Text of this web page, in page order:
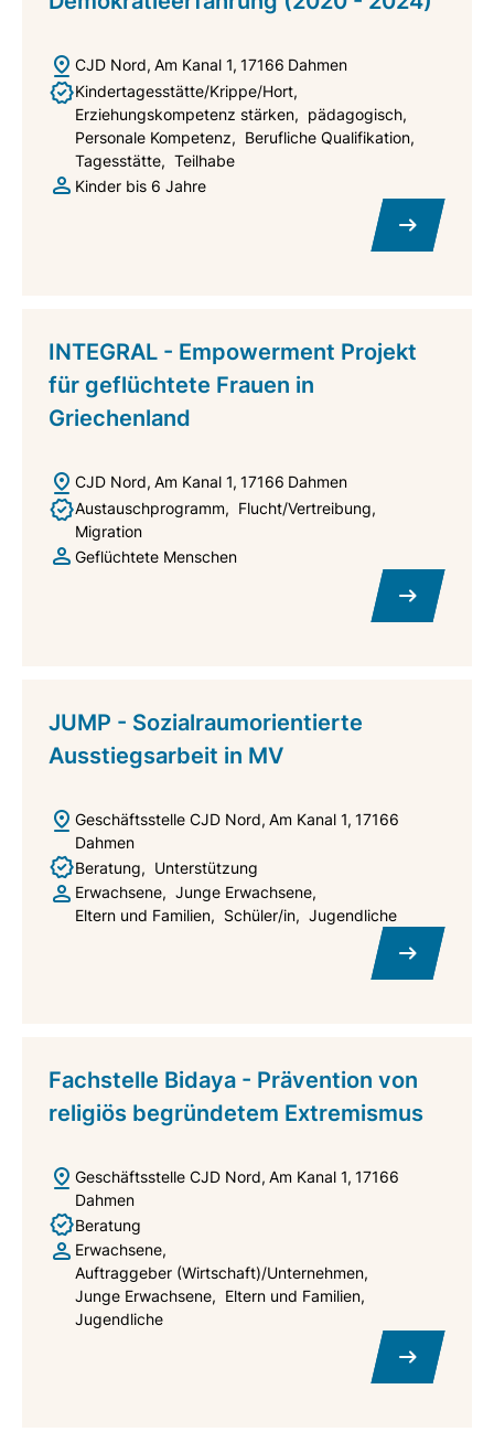
Projektdauer: 18 Monate
Disclaimer
Von der Europäischen Union finanziert. Die
geäußerten Ansichten und Meinungen entsprechen
jedoch ausschließlich denen des Autors bzw. der
Autoren und spiegeln nicht zwingend die der
können dafür verantwortlich gemacht werden.
expressed are however those of the author(s) only
and do not necessarily reflect those of the European
Union or the European Education and Culture
Executive Agency (EACEA). Neither the European
Union nor EACEA can be held responsible for them.
CJD Nord Am Kanal 1 17166 Dahmen
Kindertagesstätte/Krippe/Hort
Erziehungskompetenz stärken
pädagogisch
Personale Kompetenz
Berufliche Qualifikation
Tagesstätte
Teilhabe
Kinder bis 6 Jahre
INTEGRAL - Empowerment Projekt
für geflüchtete Frauen in
Griechenland
CJD Nord Am Kanal 1 17166 Dahmen
Austauschprogramm
Flucht/Vertreibung
Migration
Geflüchtete Menschen
JUMP - Sozialraumorientierte
Ausstiegsarbeit in MV
Geschäftsstelle CJD Nord Am Kanal 1 17166
Dahmen
Beratung
Unterstützung
Erwachsene
Junge Erwachsene
Eltern und Familien
Schüler/in Jugendliche
Fachstelle Bidaya - Prävention von
religiös begründetem Extremismus
Geschäftsstelle CJD Nord Am Kanal 1 17166
Dahmen
Beratung
Erwachsene
Auftraggeber (Wirtschaft)/Unternehmen
Junge Erwachsene
Eltern und Familien
Jugendliche